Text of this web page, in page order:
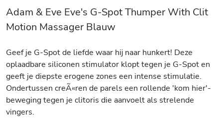
Adam & Eve Eve's G-Spot Thumper With Clit
Motion Massager Blauw
Geef je G-Spot de liefde waar hij naar hunkert! Deze
oplaadbare siliconen stimulator klopt tegen je G-Spot en
geeft je diepste erogene zones een intense stimulatie.
Ondertussen creÃ«ren de parels een rollende 'kom hier'-
beweging tegen je clitoris die aanvoelt als strelende
vingers.